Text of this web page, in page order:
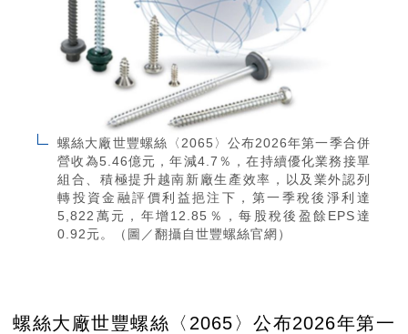
螺絲大廠世豐螺絲〈2065〉公布2026年第一季合併
營收為5.46億元，年減4.7％，在持續優化業務接單
組合、積極提升越南新廠生產效率，以及業外認列
轉投資金融評價利益挹注下，第一季稅後淨利達
5,822萬元，年增12.85％，每股稅後盈餘EPS達
0.92元。（圖／翻攝自世豐螺絲官網）
螺絲大廠世豐螺絲〈2065〉公布2026年第一